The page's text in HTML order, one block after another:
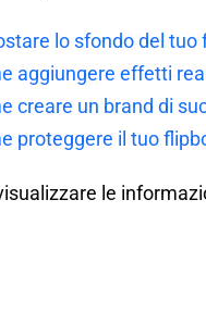
lo sfondo del tuo
aggiungere effetti
creare un brand di
proteggere il tuo
le